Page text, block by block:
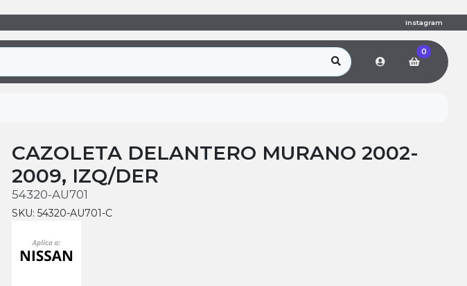
Instagram
0
CAZOLETA DELANTERO MURANO 2002-
2009, IZQ/DER
54320-AU701
SKU: 54320-AU701-C